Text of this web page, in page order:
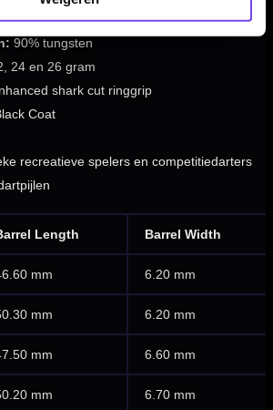
dartpijlen
90% tungsten
24 en 26 gram
shark cut ringgrip
Coat
recreatieve spelers en competitiedarters
Length Barrel Width
mm 6.20 mm
mm 6.20 mm
mm 6.60 mm
mm 6.70 mm